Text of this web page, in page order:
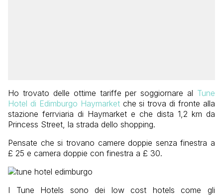
Ho trovato delle ottime tariffe per soggiornare al Tune
Hotel di Edimburgo Haymarketche si trova di fronte alla
stazione ferrviaria di Haymarket e che dista 1,2 km da
Princess Street, la strada dello shopping.
Pensate che si trovano camere doppie senza finestra a
£ 25 e camera doppie con finestra a £ 30.
I Tune Hotels sono dei low cost hotels come gli